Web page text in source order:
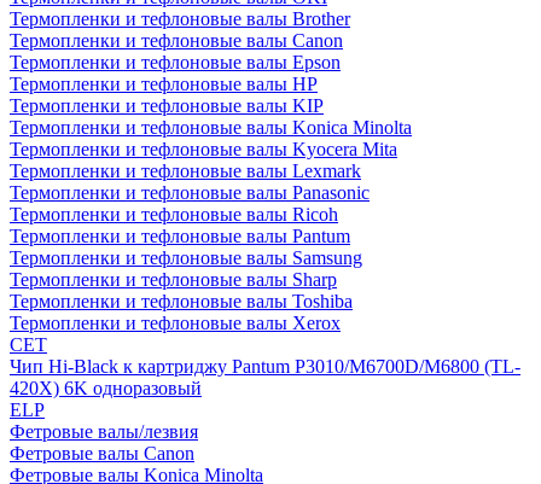
Термопленки и тефлоновые валы Brother
Термопленки и тефлоновые валы Canon
Термопленки и тефлоновые валы Epson
Термопленки и тефлоновые валы HP
Термопленки и тефлоновые валы KIP
Термопленки и тефлоновые валы Konica Minolta
Термопленки и тефлоновые валы Kyocera Mita
Термопленки и тефлоновые валы Lexmark
Термопленки и тефлоновые валы Panasonic
Термопленки и тефлоновые валы Ricoh
Термопленки и тефлоновые валы Pantum
Термопленки и тефлоновые валы Samsung
Термопленки и тефлоновые валы Sharp
Термопленки и тефлоновые валы Toshiba
Термопленки и тефлоновые валы Xerox
CET
Чип Hi-Black к картриджу Pantum P3010/M6700D/M6800 (TL-
420X) 6K одноразовый
ELP
Фетровые валы/лезвия
Фетровые валы Canon
Фетровые валы Konica Minolta